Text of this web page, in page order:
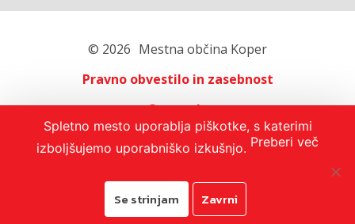
© 2026 Mestna občina Koper
Pravno obvestilo in zasebnost
O portalu
Oglaševanje
Avtorji: Emigma
Spletno mesto uporablja piškotke, s katerimi
izboljšujemo uporabniško izkušnjo. Preberi več
Se strinjam Zavrni